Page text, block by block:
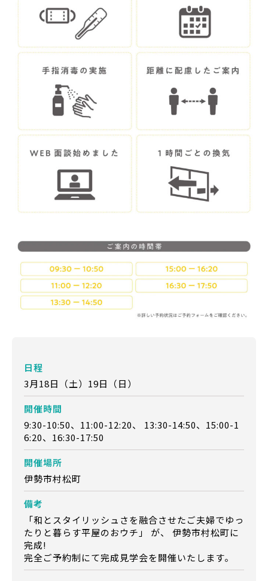
日程
3月18日（土）19日（日）
開催時間
9:30-10:50、11:00-12:20、 13:30-14:50、15:00-1
6:20、16:30-17:50
開催場所
伊勢市村松町
備考
「和とスタイリッシュさを融合させたご夫婦でゆっ
たりと暮らす平屋のおウチ」 が、 伊勢市村松町に
完成!
完全ご予約制にて完成見学会を開催いたします。